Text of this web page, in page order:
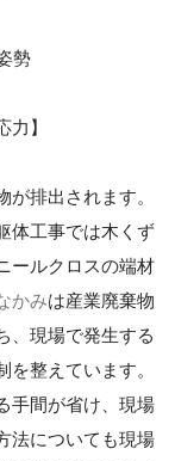
勢
力】
排出されます。
体工事では木くず
ールクロスの端材
かみは産業廃棄物
、現場で発生する
整えています。
手間が省け、現場
法についても現場